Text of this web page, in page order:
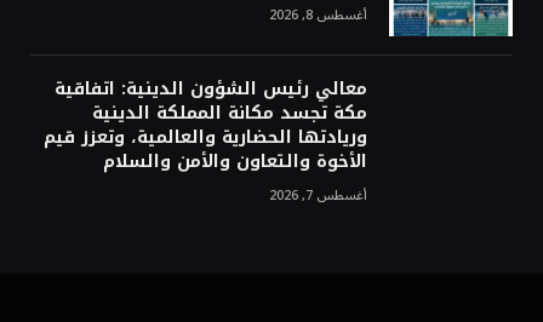
أغسطس 8, 2026
معالي رئيس الشؤون الدينية: اتفاقية
مكة تجسد مكانة المملكة الدينية
وريادتها الحضارية والعالمية، وتعزز قيم
الأخوة والتعاون والأمن والسلام
أغسطس 7, 2026